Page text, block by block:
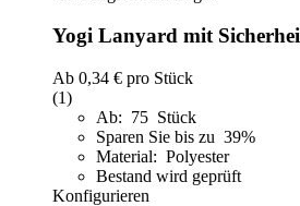
Yogi Lanyard mit
Ab 0,34 € pro Stück
(1)
Ab: 75 Stück
Sparen Sie bis zu 39%
Material: Polyester
Bestand wird geprüft
Konfigurieren